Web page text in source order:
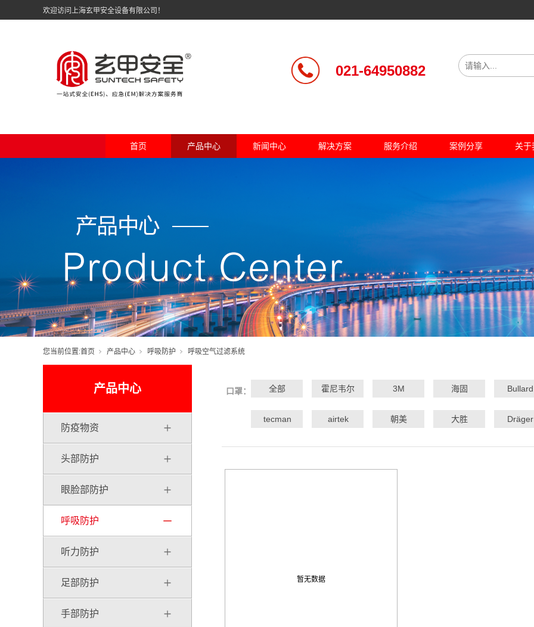
欢迎访问上海玄甲安全设备有限公司！
021-64950882
首页 产品中心 新闻中心 解决方案 服务介绍 案例分享 关于
您当前位置:首页 产品中心 呼吸防护 呼吸空气过滤系统
产品中心
防疫物资
头部防护
眼脸部防护
呼吸防护
听力防护
足部防护
手部防护
口罩： 全部 霍尼韦尔 3M 海固 Bullard
tecman airtek 朝美 大胜 Dräger
暂无数据